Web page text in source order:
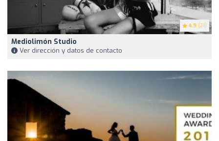
4.9 (21)
Mediolimón Studio
Ver dirección y datos de contacto